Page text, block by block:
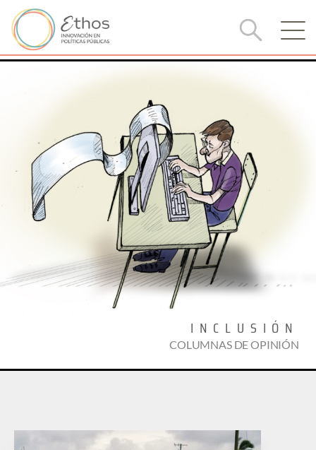
INCLUSIÓN
COLUMNAS DE OPINIÓN